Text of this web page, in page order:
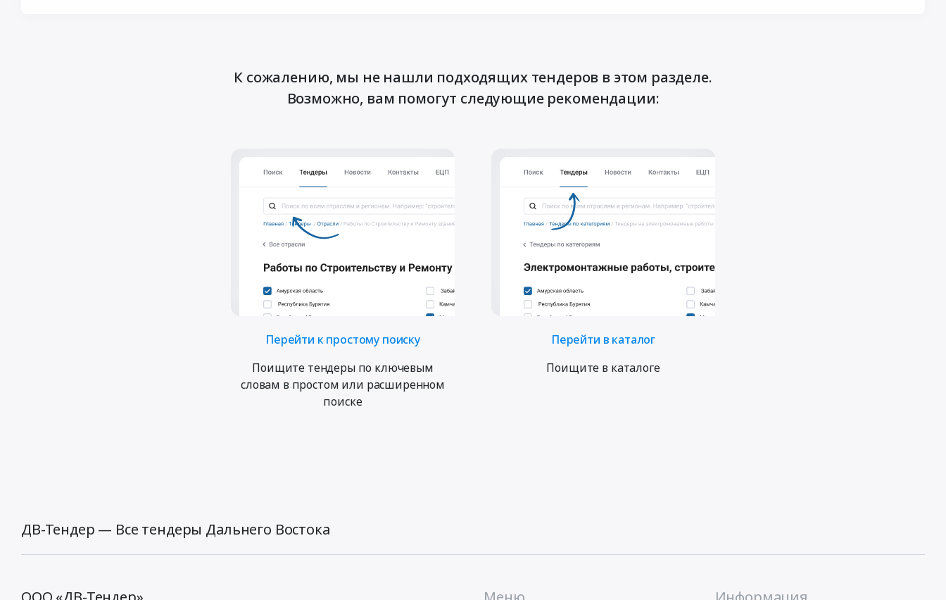
К сожалению, мы не нашли подходящих тендеров в этом разделе.
Возможно, вам помогут следующие рекомендации:
Перейти к простому поиску
Поищите тендеры по ключевым
словам в простом или расширенном
поиске
Перейти в каталог
Поищите в каталоге
ДВ-Тендер — Все тендеры Дальнего Востока